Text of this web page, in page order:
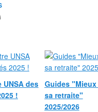
UNSA des
!
Guides
sa retraite"
2025/2026